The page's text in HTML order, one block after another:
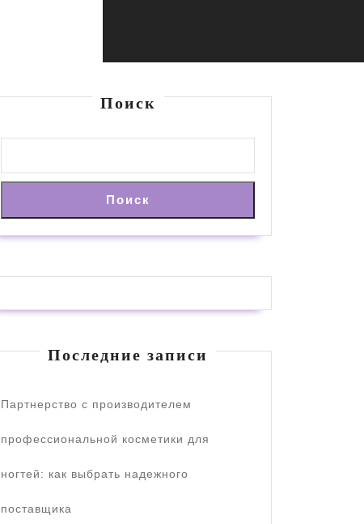
Поиск
Поиск
Последние записи
Партнерство с производителем
профессиональной косметики для
ногтей: как выбрать надежного
поставщика